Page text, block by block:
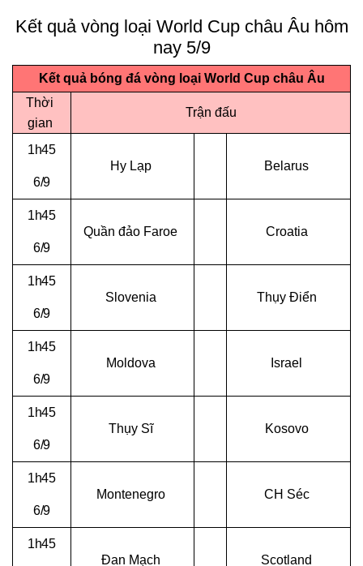
Kết quả vòng loại World Cup châu Âu hôm
nay 5/9
Kết quả bóng đá vòng loại World Cup châu Âu
Thời
gian
Trận đấu
1h45
6/9
Hy Lạp Belarus
1h45
6/9
Quần đảo Faroe Croatia
1h45
6/9
Slovenia Thụy Điển
1h45
6/9
Moldova Israel
1h45
6/9
Thụy Sĩ Kosovo
1h45
6/9
Montenegro CH Séc
1h45
Đan Mạch Scotland